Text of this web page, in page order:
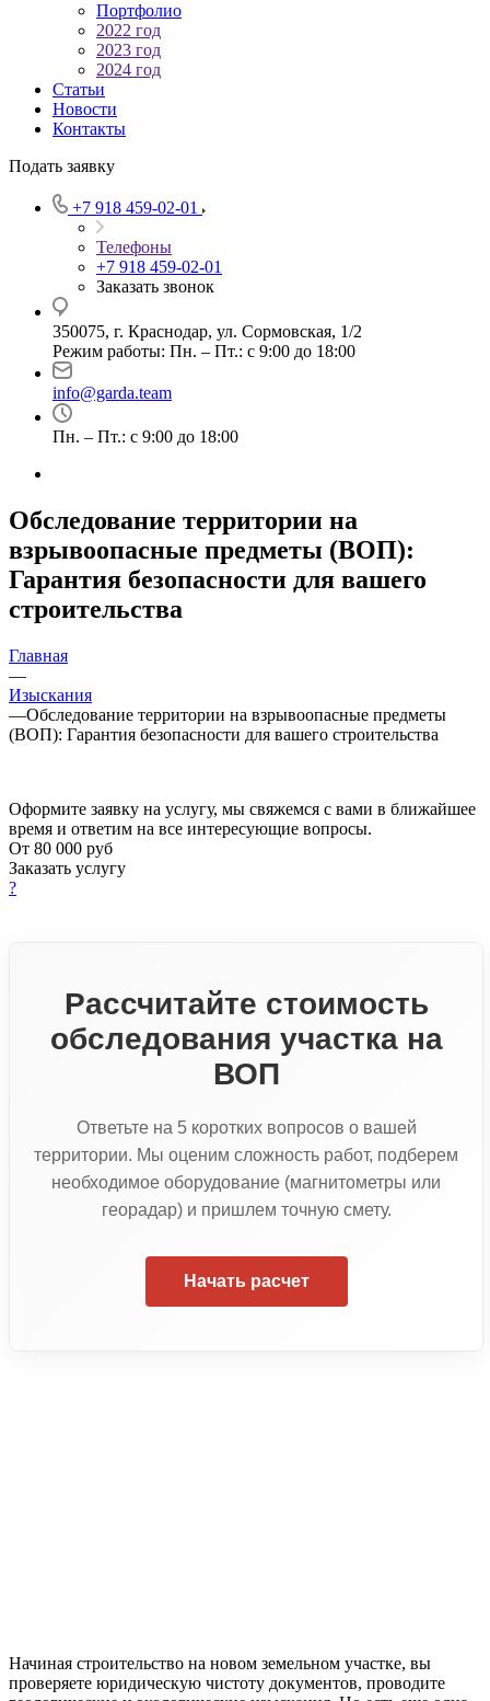
Портфолио
2022 год
2023 год
2024 год
Статьи
Новости
Контакты
Подать заявку
+7 918 459-02-01
Телефоны
+7 918 459-02-01
Заказать звонок
350075, г. Краснодар, ул. Сормовская, 1/2
Режим работы: Пн. – Пт.: с 9:00 до 18:00
info@garda.team
Пн. – Пт.: с 9:00 до 18:00
Обследование территории на
взрывоопасные предметы (ВОП):
Гарантия безопасности для вашего
строительства
Главная
—
Изыскания
—Обследование территории на взрывоопасные предметы
(ВОП): Гарантия безопасности для вашего строительства
Оформите заявку на услугу, мы свяжемся с вами в ближайшее
время и ответим на все интересующие вопросы.
От 80 000 руб
Заказать услугу
?
Рассчитайте стоимость
обследования участка на
ВОП
Ответьте на 5 коротких вопросов о вашей
территории. Мы оценим сложность работ, подберем
необходимое оборудование (магнитометры или
георадар) и пришлем точную смету.
Начать расчет
Начиная строительство на новом земельном участке, вы
проверяете юридическую чистоту документов, проводите